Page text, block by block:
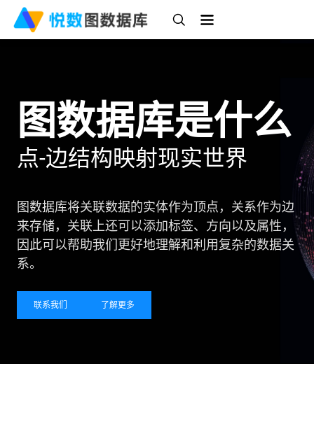
图数据库是什么
点-边结构映射现实世界
图数据库将关联数据的实体作为顶点，关系作为边
来存储，关联上还可以添加标签、方向以及属性，
因此可以帮助我们更好地理解和利用复杂的数据关
系。
联系我们 了解更多